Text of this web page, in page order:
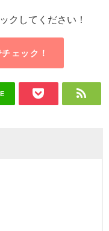
クしてください！
ェック！